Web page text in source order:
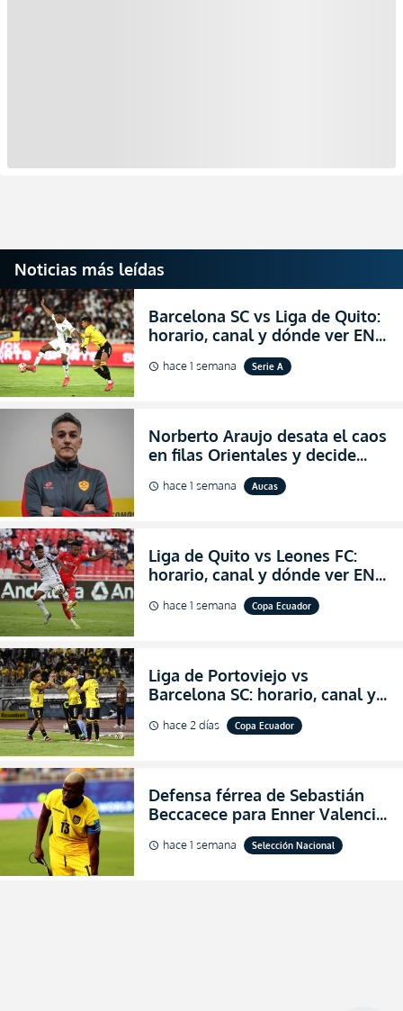
Noticias más leídas
Barcelona SC vs Liga de Quito:
horario, canal y dónde ver EN
VIVO la Fecha 22 de la LigaPro
2026
schedule hace 1 semana Serie A
Norberto Araujo desata el caos
en filas Orientales y decide
abandonar la dirección técnica
de Aucas
schedule hace 1 semana Aucas
Liga de Quito vs Leones FC:
horario, canal y dónde ver EN
VIVO los octavos de final de la
Copa Ecuador 2026
schedule hace 1 semana Copa Ecuador
Liga de Portoviejo vs
Barcelona SC: horario, canal y
dónde ver EN VIVO los octavos
de final de la Copa Ecuador
schedule hace 2 días Copa Ecuador
Defensa férrea de Sebastián
Beccacece para Enner Valencia
al indicar que era el hombre
indicado para Ecuador
schedule hace 1 semana Selección Nacional